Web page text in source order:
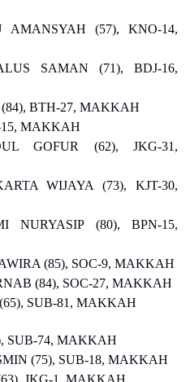
AMANSYAH (57), KNO-14,
SAMAN (71), BDJ-16,
BTH-27, MAKKAH
15, MAKKAH
GOFUR (62), JKG-31,
WIJAYA (73), KJT-30,
NURYASIP (80), BPN-15,
(85), SOC-9, MAKKAH
(84), SOC-27, MAKKAH
SUB-81, MAKKAH
SUB-74, MAKKAH
(75), SUB-18, MAKKAH
JKG-1, MAKKAH